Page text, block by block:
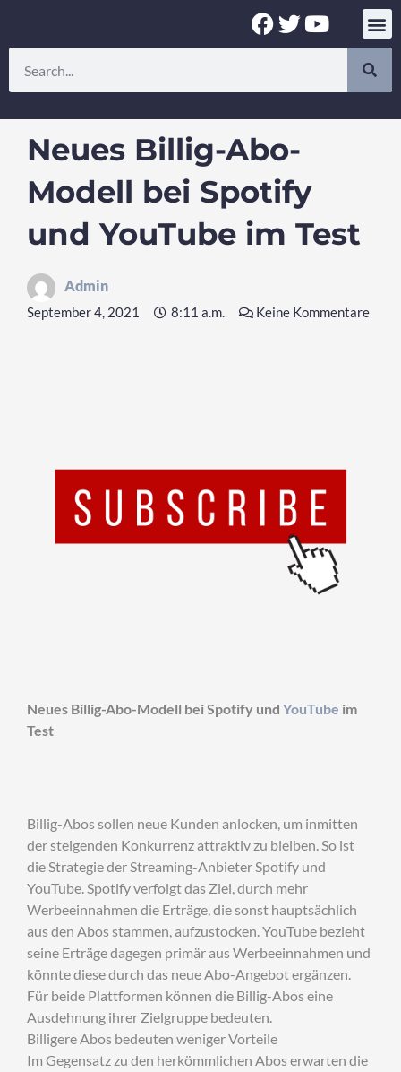
springen
F
a
e
b
o
k
T
w
t
t
r
Y
o
t
u
Neues Billig-Abo-
Modell bei Spotify
und YouTube im Test
Admin
September 4, 2021 8:11 a.m. Keine Kommentare
Neues Billig-Abo-Modell bei Spotify und YouTube im
Test
Billig-Abos sollen neue Kunden anlocken, um inmitten
der steigenden Konkurrenz attraktiv zu bleiben. So ist
die Strategie der Streaming-Anbieter Spotify und
YouTube. Spotify verfolgt das Ziel, durch mehr
Werbeeinnahmen die Erträge, die sonst hauptsächlich
aus den Abos stammen, aufzustocken. YouTube bezieht
seine Erträge dagegen primär aus Werbeeinnahmen und
könnte diese durch das neue Abo-Angebot ergänzen.
Für beide Plattformen können die Billig-Abos eine
Ausdehnung ihrer Zielgruppe bedeuten.
Billigere Abos bedeuten weniger Vorteile
Im Gegensatz zu den herkömmlichen Abos erwarten die